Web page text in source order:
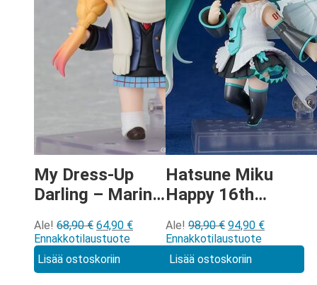
My Dress-Up
Darling – Marin
Uniform ver
Nendoroid
[3095]
Ale! 68,90€ Alkuperäinen
hinta
oli:
68,90 €.
64,90 €Nykyinen
64,90 €.
Ennakkotilaustuote
Lisää ostoskoriin
Hatsune Miku
Happy 16th
Nendoroid
[2222]
Ale! 98,90€ Alkuperäinen
hinta
oli:
98,90 €.
94,90 €Nykyinen
Ennakkotilaustuote
Lisää ostoskoriin